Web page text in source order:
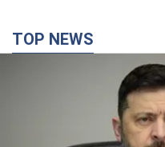
російської
Глава держави заявив, що
137,0 т.